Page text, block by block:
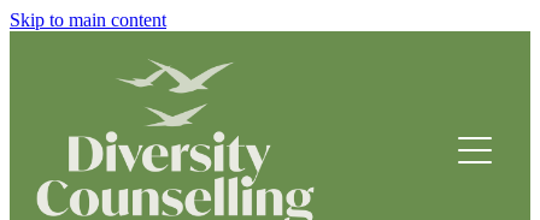
Skip to main content